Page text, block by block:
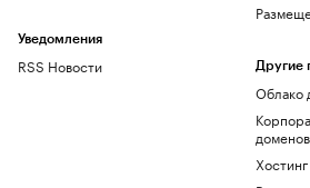
Уведомления
RSS Новости Другие
Облако
доменов